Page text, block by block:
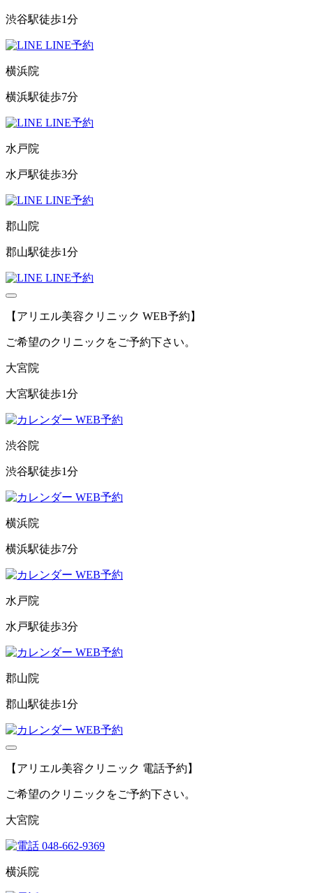
渋谷駅徒歩1分
LINE予約
横浜院
横浜駅徒歩7分
LINE予約
水戸院
水戸駅徒歩3分
LINE予約
郡山院
郡山駅徒歩1分
LINE予約
【アリエル美容クリニック WEB予約】
ご希望のクリニックをご予約下さい。
大宮院
大宮駅徒歩1分
WEB予約
渋谷院
渋谷駅徒歩1分
WEB予約
横浜院
横浜駅徒歩7分
WEB予約
水戸院
水戸駅徒歩3分
WEB予約
郡山院
郡山駅徒歩1分
WEB予約
【アリエル美容クリニック 電話予約】
ご希望のクリニックをご予約下さい。
大宮院
048-662-9369
横浜院